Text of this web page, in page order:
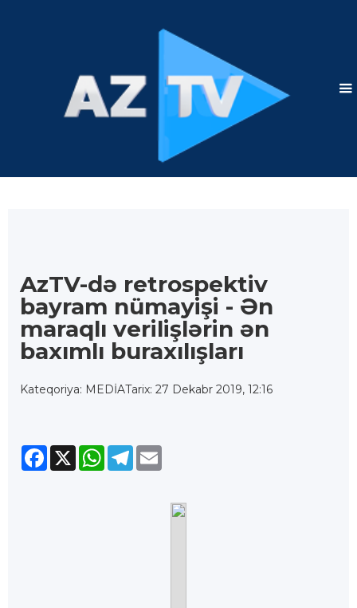
AzTV-də retrospektiv
bayram nümayişi - Ən
maraqlı verilişlərin ən
baxımlı buraxılışları
Kateqoriya: MEDİATarix: 27 Dekabr 2019, 12:16
Facebook
X WhatsApp
Telegram